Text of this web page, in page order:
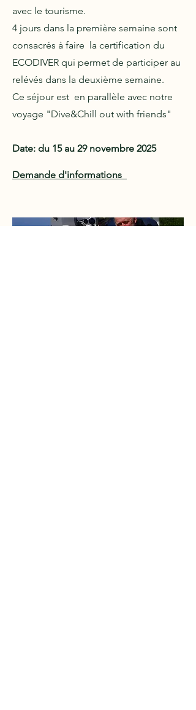
avec le tourisme.
4 jours dans la première semaine sont
consacrés à faire la certification du
ECODIVER qui permet de participer au
relévés dans la deuxième semaine.
Ce séjour est en parallèle avec notre
voyage "Dive&Chill out with friends"
Date: du 15 au 29 novembre 2025
Demande d'informations